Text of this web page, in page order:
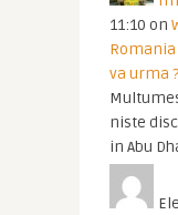
11:10 on
Romania
va urma ?
niste
in Abu